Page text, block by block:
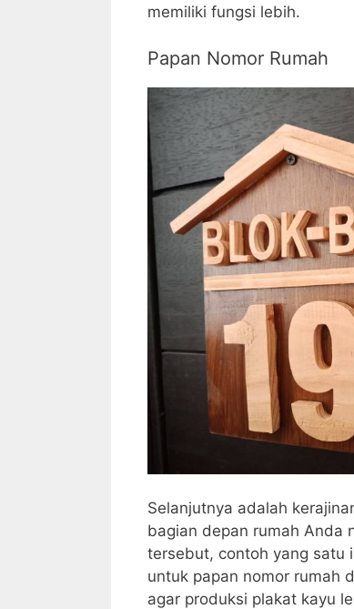
memiliki fungsi lebih.
Papan Nomor Rumah
Selanjutnya adalah
bagian depan rumah Anda
tersebut, contoh yang satu
untuk papan nomor rumah
agar produksi plakat kayu